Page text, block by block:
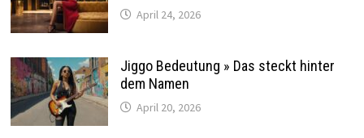
April 24, 2026
Jiggo Bedeutung » Das steckt hinter
dem Namen
April 20, 2026